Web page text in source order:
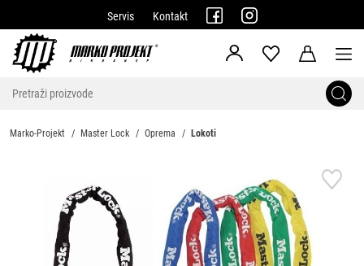
Servis Kontakt
Marko-Projekt Master Lock Oprema Lokoti